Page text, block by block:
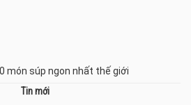
món súp ngon nhất thế giới
Tin mới